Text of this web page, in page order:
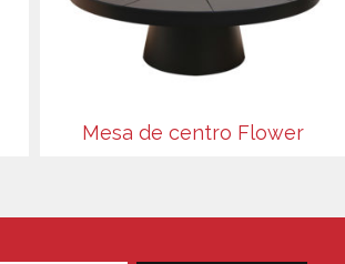
Mesa de centro Flower